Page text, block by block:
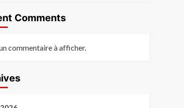
Comments
commentaire à afficher.